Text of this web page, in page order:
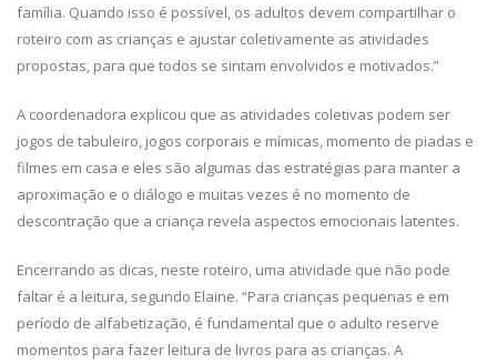
família. Quando isso é possível, os adultos devem compartilhar o
roteiro com as crianças e ajustar coletivamente as atividades
propostas, para que todos se sintam envolvidos e motivados.”
A coordenadora explicou que as atividades coletivas podem ser
jogos de tabuleiro, jogos corporais e mímicas, momento de piadas e
filmes em casa e eles são algumas das estratégias para manter a
aproximação e o diálogo e muitas vezes é no momento de
descontração que a criança revela aspectos emocionais latentes.
Encerrando as dicas, neste roteiro, uma atividade que não pode
faltar é a leitura, segundo Elaine. “Para crianças pequenas e em
período de alfabetização, é fundamental que o adulto reserve
momentos para fazer leitura de livros para as crianças. A